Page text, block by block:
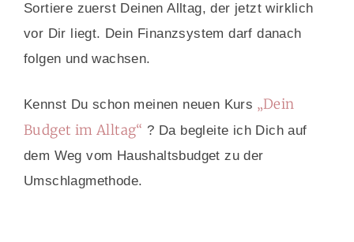
Sortiere zuerst Deinen Alltag, der jetzt wirklich
vor Dir liegt. Dein Finanzsystem darf danach
folgen und wachsen.
Kennst Du schon meinen neuen Kurs „Dein
Budget im Alltag“ ? Da begleite ich Dich auf
dem Weg vom Haushaltsbudget zu der
Umschlagmethode.